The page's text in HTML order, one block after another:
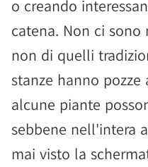
o creando
catena. Non ci
non di quelli
stanze hanno
alcune piante
sebbene nell'intera
mai visto la